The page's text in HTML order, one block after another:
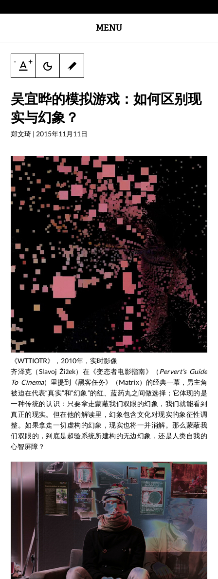
MENU
- +
吴宜晔的模拟游戏：如何区别现
实与幻象？
郑文琦 | 2015年11月11日
《WTTIOTR》，2010年，实时影像
齐泽克（Slavoj Žižek）在《变态者电影指南》（Pervert’s Guide
To Cinema）里提到《黑客任务》（Matrix）的经典一幕，男主角
被迫在代表“真实”和“幻象”的红、蓝药丸之间做选择；它体现的是
一种传统的认识：只要拿走蒙蔽我们双眼的幻象，我们就能看到
真正的现实。但在他的解读里，幻象包含文化对现实的象征性调
整。如果拿走一切虚构的幻象，现实也将一并消解。那么蒙蔽我
们双眼的，到底是超验系统所建构的无边幻象，还是人类自我的
心智屏障？